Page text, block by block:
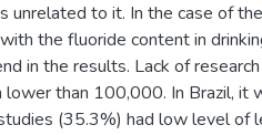
unrelated to it. In the case of
the fluoride content in
in the results. Lack of
than 100,000. In Brazil, it
(35.3%) had low level of